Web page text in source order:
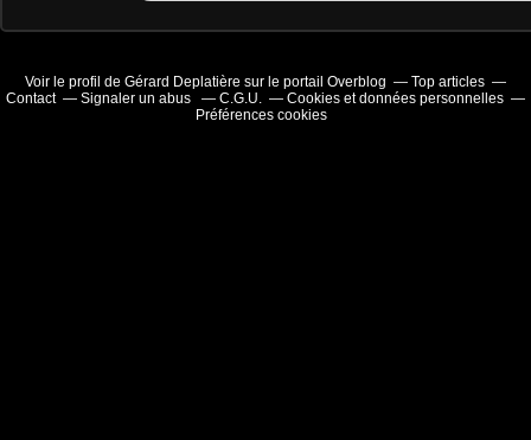
Voir le profil de Gérard Deplatière sur le portail Overblog
Top articles
Contact
Signaler un abus C.G.U.
Cookies et données personnelles
Préférences cookies